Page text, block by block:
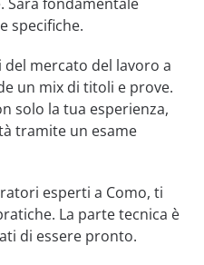
specifiche.
mercato del lavoro a
un mix di titoli e prove.
solo la tua esperienza,
tramite un esame
esperti a Como, ti
La parte tecnica è
di essere pronto.